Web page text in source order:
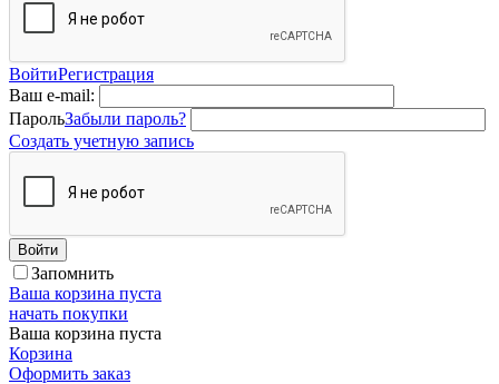
ВойтиРегистрация
Ваш e-mail:
ПарольЗабыли пароль?
Создать учетную запись
Войти
Запомнить
Ваша корзина пуста
начать покупки
Ваша корзина пуста
Корзина
Оформить заказ